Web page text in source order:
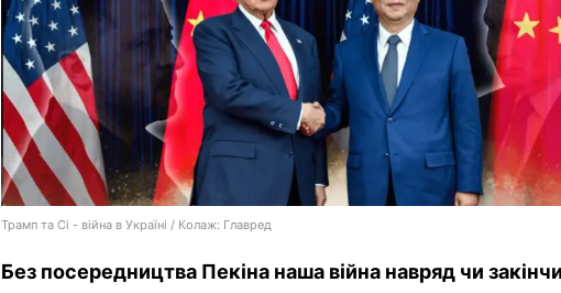
Трамп та Сі - війна в Україні / Колаж: Главред
Без посередництва Пекіна наша війна навряд чи